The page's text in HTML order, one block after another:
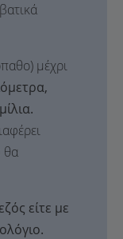
μέχρι
θα
είτε με